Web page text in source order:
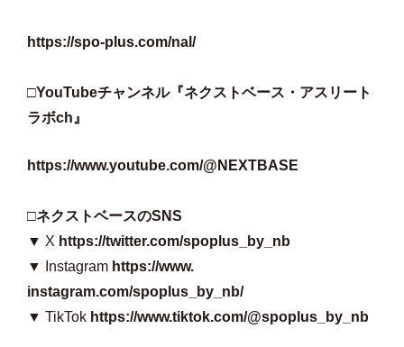
https://spo-plus.com/nal/
□YouTubeチャンネル『ネクストベース・ アスリート
ラボch』
https://www.youtube.com/@ NEXTBASE
□ネクストベースのSNS
▼ X https://twitter.com/spoplus_
by_nb
▼ Instagram https://www.
instagram.com/spoplus_by_nb/
▼ TikTok https://www.tiktok.com/@spoplus_by_nb